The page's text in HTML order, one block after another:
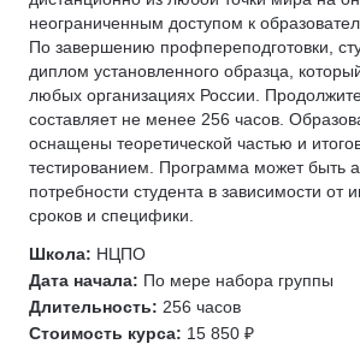
неограниченным доступом к
По завершению профпереподготовки,
диплом установленного образца,
любых организациях России.
составляет не менее 256 часов.
оснащены теоретической частью и
тестированием. Программа может быть
потребности студента в зависимости от
сроков и специфики.
Школа: НЦПО
Дата начала: По мере набора группы
Длительность: 256 часов
Стоимость курса: 15 850 ₽